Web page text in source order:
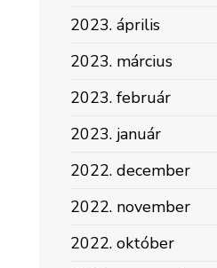
2023. április
2023. március
2023. február
2023. január
2022. december
2022. november
2022. október